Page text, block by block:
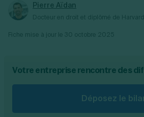
Pierre Aïdan
Votre entreprise rencontre des
Déposez le